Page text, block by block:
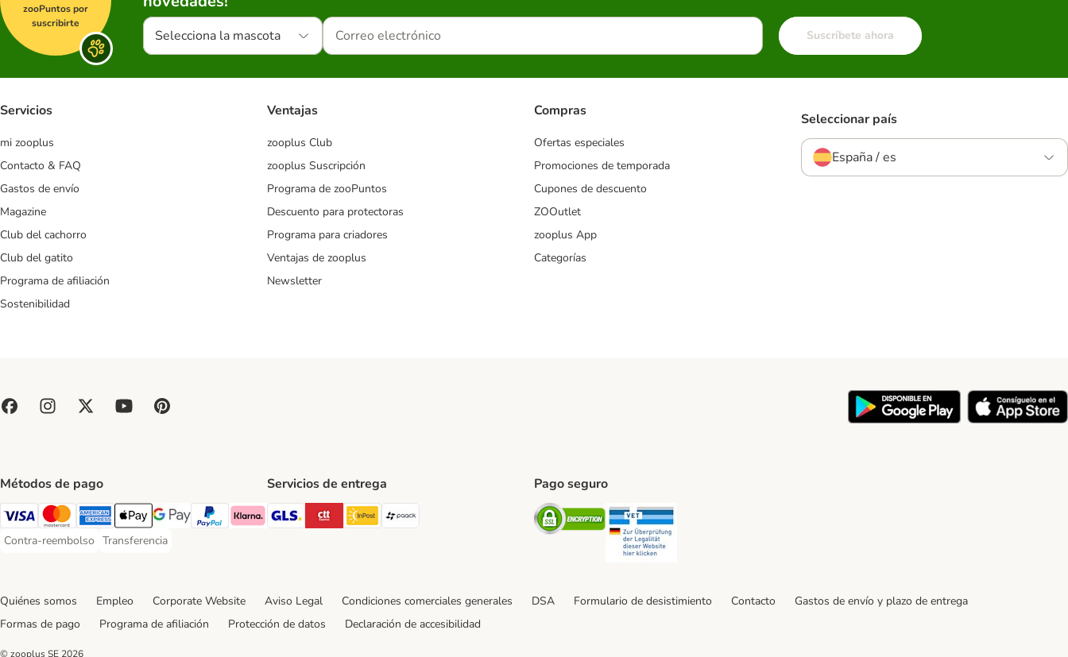
zooPuntos por
suscribirte
Selecciona la mascota Suscríbete ahora
Servicios
mi zooplus
Contacto & FAQ
Gastos de envío
Magazine
Club del cachorro
Club del gatito
Programa de afiliación
Sostenibilidad
Ventajas
zooplus Club
zooplus Suscripción
Programa de zooPuntos
Descuento para protectoras
Programa para criadores
Ventajas de zooplus
Newsletter
Compras
Ofertas especiales
Promociones de temporada
Cupones de descuento
ZOOutlet
zooplus App
Categorías
Seleccionar país
España / es
Métodos de pago
Visa Payment Method
Mastercard Payment Method
American Express Payment Method
Apple Pay Payment Method
Google Pay Payment Method
PayPal Payment Method
Klarna Payment Method
Contra-reembolso
Contra-reembolso Payment Method
Transferencia
Transferencia Payment Method
Servicios de entrega
GLS Shipping Method
CTTExpress Shipping Method
InPost Shipping Method
paack Shipping Method
Pago seguro
Security
Quiénes somos Empleo Corporate Website Aviso Legal Condiciones comerciales generales DSA Formulario de desistimiento Contacto
Gastos de envío y plazo de entrega
Formas de pago
Programa de afiliación Protección de datos Declaración de accesibilidad
© zooplus SE 2026